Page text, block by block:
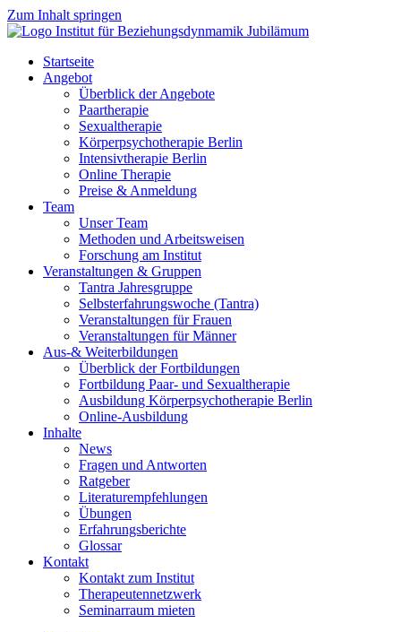
Zum Inhalt springen
Startseite
Angebot
Überblick der Angebote
Paartherapie
Sexualtherapie
Körperpsychotherapie Berlin
Intensivtherapie Berlin
Online Therapie
Preise & Anmeldung
Team
Unser Team
Methoden und Arbeitsweisen
Forschung am Institut
Veranstaltungen & Gruppen
Tantra Jahresgruppe
Selbsterfahrungswoche (Tantra)
Veranstaltungen für Frauen
Veranstaltungen für Männer
Aus-& Weiterbildungen
Überblick der Fortbildungen
Fortbildung Paar- und Sexualtherapie
Ausbildung Körperpsychotherapie Berlin
Online-Ausbildung
Inhalte
News
Fragen und Antworten
Ratgeber
Literaturempfehlungen
Übungen
Erfahrungsberichte
Glossar
Kontakt
Kontakt zum Institut
Therapeutennetzwerk
Seminarraum mieten